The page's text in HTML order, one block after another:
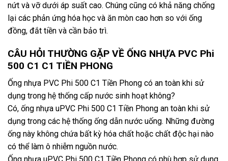
nứt và vỡ dưới áp suất cao. Chúng cũng có khả năng chống
lại các phản ứng hóa học và ăn mòn cao hơn so với ống
đồng, đắt tiền và cần bảo trì.
CÂU HỎI THƯỜNG GẶP VỀ ỐNG NHỰA PVC Phi
500 C1 C1 TIỀN PHONG
Ống nhựa PVC Phi 500 C1 Tiền Phong có an toàn khi sử
dụng trong hệ thống cấp nước sinh hoạt không?
Có, ống nhựa uPVC Phi 500 C1 Tiền Phong an toàn khi sử
dụng trong các hệ thống ống dẫn nước uống. Những đường
ống này không chứa bất kỳ hóa chất hoặc chất độc hại nào
có thể làm ô nhiễm nguồn nước.